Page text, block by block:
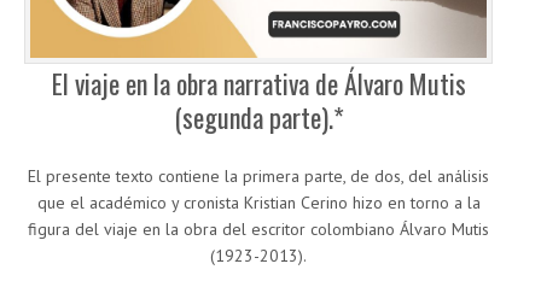
El viaje en la obra narrativa de Álvaro Mutis
(segunda parte).*
El presente texto contiene la primera parte, de dos, del análisis
que el académico y cronista Kristian Cerino hizo en torno a la
figura del viaje en la obra del escritor colombiano Álvaro Mutis
(1923-2013).